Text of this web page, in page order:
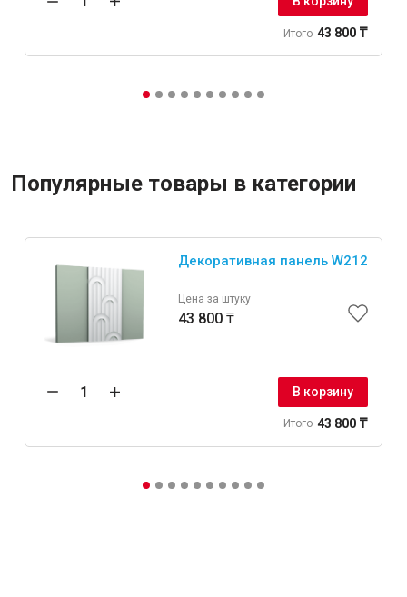
Итого 43 800 ₸
Популярные товары в категории
Декоративная панель W212
Цена за штуку
43 800 ₸
В корзину
Итого 43 800 ₸